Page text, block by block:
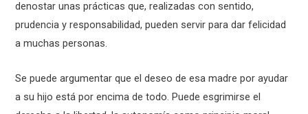
denostar unas prácticas que, realizadas con sentido,
prudencia y responsabilidad, pueden servir para dar felicidad
a muchas personas.
Se puede argumentar que el deseo de esa madre por ayudar
a su hijo está por encima de todo. Puede esgrimirse el